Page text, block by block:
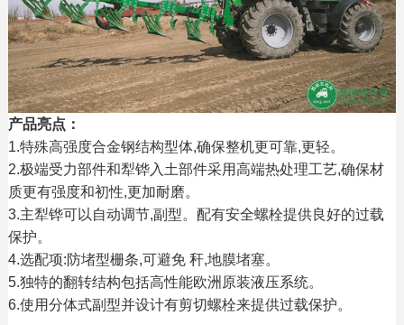
产品亮点：
1.特殊高强度合金钢结构型体,确保整机更可靠,更轻。
2.极端受力部件和犁铧入土部件采用高端热处理工艺,确保材
质更有强度和初性,更加耐磨。
3.主犁铧可以自动调节,副型。配有安全螺栓提供良好的过载
保护。
4.选配项:防堵型栅条,可避免 秆,地膜堵塞。
5.独特的翻转结构包括高性能欧洲原装液压系统。
6.使用分体式副型并设计有剪切螺栓来提供过载保护。